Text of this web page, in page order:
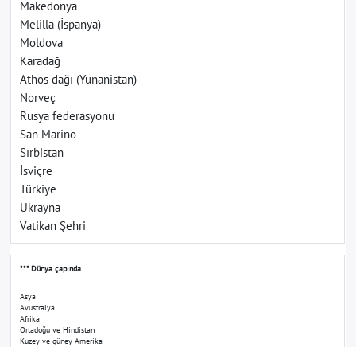
Makedonya
Melilla (İspanya)
Moldova
Karadağ
Athos dağı (Yunanistan)
Norveç
Rusya federasyonu
San Marino
Sırbistan
İsviçre
Türkiye
Ukrayna
Vatikan Şehri
*** Dünya çapında
Asya
Avustralya
Afrika
Ortadoğu ve Hindistan
Kuzey ve güney Amerika